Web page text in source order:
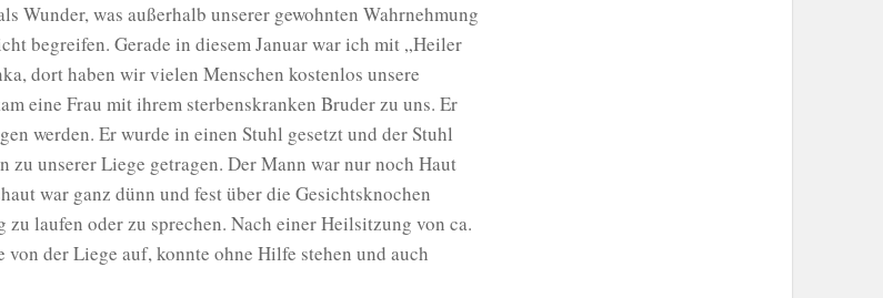
Wunder, was außerhalb unserer gewohnten Wahrnehmung
begreifen. Gerade in diesem Januar war ich mit „Heiler
dort haben wir vielen Menschen kostenlos unsere
eine Frau mit ihrem sterbenskranken Bruder zu uns. Er
werden. Er wurde in einen Stuhl gesetzt und der Stuhl
zu unserer Liege getragen. Der Mann war nur noch Haut
war ganz dünn und fest über die Gesichtsknochen
zu laufen oder zu sprechen. Nach einer Heilsitzung von ca.
der Liege auf, konnte ohne Hilfe stehen und auch